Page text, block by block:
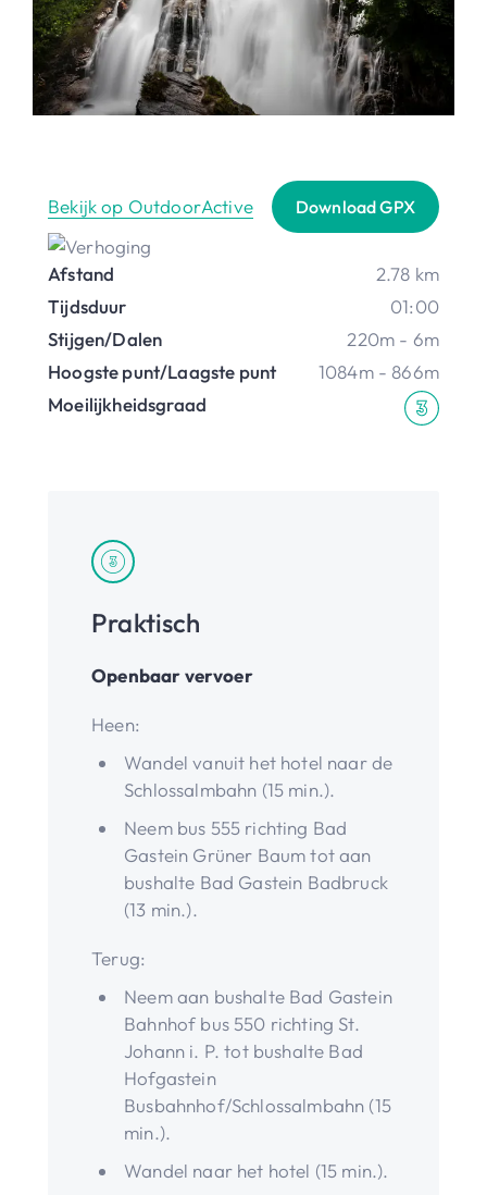
Bekijk op OutdoorActive Download GPX
Afstand
2.78 km
Tijdsduur
01:00
Stijgen/Dalen
220m - 6m
Hoogste punt/Laagste punt
1084m - 866m
Moeilijkheidsgraad
Praktisch
Openbaar vervoer
Heen:
Wandel vanuit het hotel naar de
Schlossalmbahn (15 min.).
Neem bus 555 richting Bad
Gastein Grüner Baum tot aan
bushalte Bad Gastein Badbruck
(13 min.).
Terug:
Neem aan bushalte Bad Gastein
Bahnhof bus 550 richting St.
Johann i. P. tot bushalte Bad
Hofgastein
Busbahnhof/Schlossalmbahn (15
min.).
Wandel naar het hotel (15 min.).